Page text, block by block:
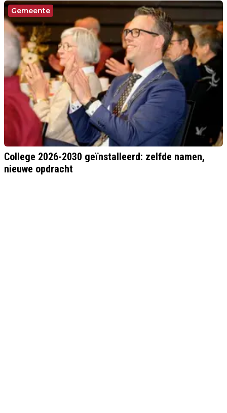
Gemeente
College 2026-2030 geïnstalleerd: zelfde namen,
nieuwe opdracht